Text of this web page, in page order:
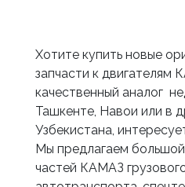
Хотите купить новые
запчасти к двигателям
качественный аналог
Ташкенте, Навои или в
Узбекистана,
Мы предлагаем
частей КАМАЗ